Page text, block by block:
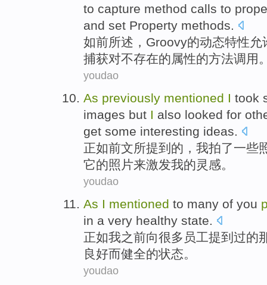
to capture method calls to
and set Property methods.
如前所述 ， Groovy的动态特性允
捕获对不存在的属性的方法调用
youdao
As previously mentioned I took
images but I also looked for
get some interesting ideas.
正如前文所提到 的， 我拍了一些
它的照片来激发我的灵感。
youdao
As I mentioned to many of you
in a very healthy state.
正如我之前向很多 员工提到过的
良好而健全的状态。
youdao